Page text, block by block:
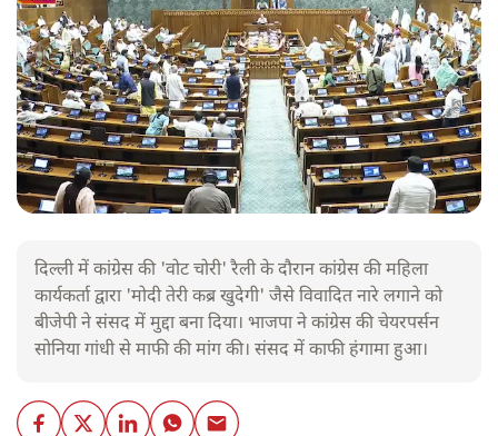
दिल्ली में कांग्रेस की 'वोट चोरी' रैली के दौरान कांग्रेस की महिला
कार्यकर्ता द्वारा 'मोदी तेरी कब्र खुदेगी' जैसे विवादित नारे लगाने को
बीजेपी ने संसद में मुद्दा बना दिया। भाजपा ने कांग्रेस की चेयरपर्सन
सोनिया गांधी से माफी की मांग की। संसद में काफी हंगामा हुआ।